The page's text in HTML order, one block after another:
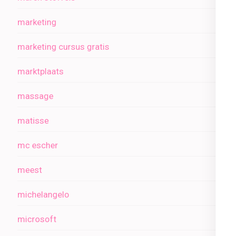
marketing
marketing cursus gratis
marktplaats
massage
matisse
mc escher
meest
michelangelo
microsoft